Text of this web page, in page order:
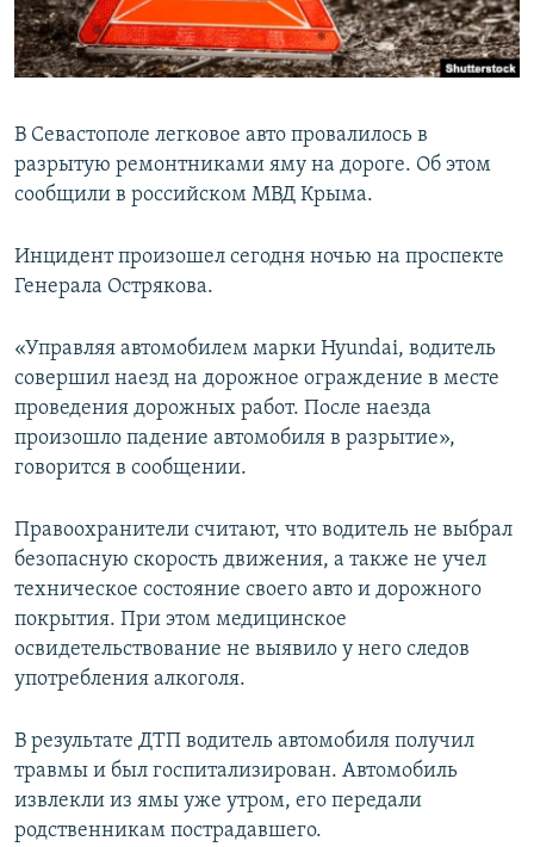
ПОБЕДИТЕЛЕЙ НЕ СУДЯТ?
КРЫМ.НЕПОКОРЕННЫЙ
ПРИСОЕДИНЯЙТЕСЬ!
Все сайты RFE/RL
В Севастополе легковое авто провалилось в
разрытую ремонтниками яму на дороге. Об этом
сообщили в российском МВД Крыма.
Инцидент произошел сегодня ночью на проспекте
Генерала Острякова.
«Управляя автомобилем марки Hyundai, водитель
совершил наезд на дорожное ограждение в месте
проведения дорожных работ. После наезда
произошло падение автомобиля в разрытие»,
говорится в сообщении.
Правоохранители считают, что водитель не выбрал
безопасную скорость движения, а также не учел
техническое состояние своего авто и дорожного
покрытия. При этом медицинское
освидетельствование не выявило у него следов
употребления алкоголя.
В результате ДТП водитель автомобиля получил
травмы и был госпитализирован. Автомобиль
извлекли из ямы уже утром, его передали
родственникам пострадавшего.